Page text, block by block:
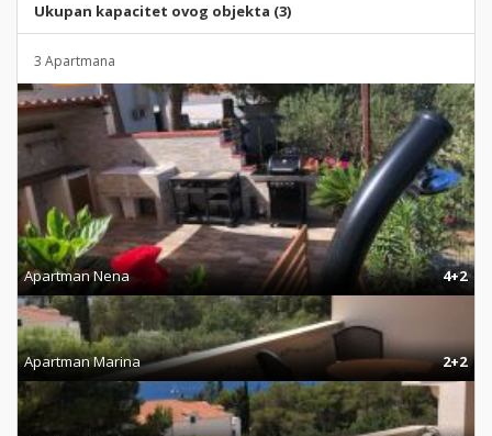
Ukupan kapacitet ovog objekta (3)
3 Apartmana
Apartman Nena 4+2
Apartman Marina 2+2